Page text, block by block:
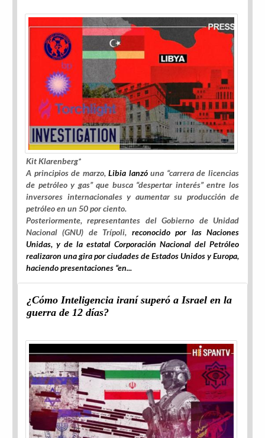
Kit Klarenberg*
A principios de marzo,Libia lanzóuna “carrera de licencias
de petróleo y gas” que busca “despertar interés” entre los
inversores internacionales y aumentar su producción de
petróleo en un 50 por ciento.
Posteriormente, representantes del Gobierno de Unidad
Nacional (GNU) de Trípoli, reconocido por las Naciones
Unidas, y de la estatal Corporación Nacional del Petróleo
realizaron una gira por ciudades de Estados Unidos y Europa,
haciendo presentaciones “en...
¿Cómo Inteligencia iraní superó a Israel en la
guerra de 12 días?